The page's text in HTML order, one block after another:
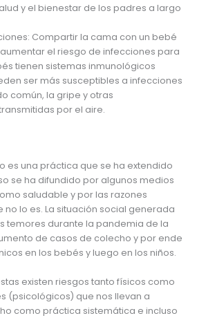
y el bienestar de los padres a largo
Compartir la cama con un bebé
el riesgo de infecciones para
tienen sistemas inmunológicos
ser más susceptibles a infecciones
común, la gripe y otras
por el aire.
es una práctica que se ha extendido
se ha difundido por algunos medios
saludable y por las razones
lo es. La situación social generada
temores durante la pandemia de la
de casos de colecho y por ende
en los bebés y luego en los niños.
existen riesgos tanto físicos como
(psicológicos) que nos llevan a
como práctica sistemática e incluso